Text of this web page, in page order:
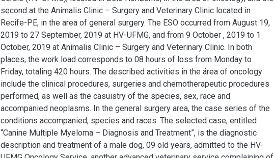
second at the Animalis Clinic – Surgery and Veterinary Clinic located in
Recife-PE, in the area of general surgery. The ESO occurred from August 19,
2019 to 27 September, 2019 at HV-UFMG, and from 9 October , 2019 to 1
October, 2019 at Animalis Clinic – Surgery and Veterinary Clinic. In both
places, the work load corresponds to 08 hours of loss from Monday to
Friday, totaling 420 hours. The described activities in the área of oncology
include the clinical procedures, surgeries and chemotherapeutic procedures
performed, as well as the casuistry of the species, sex, race and
accompanied neoplasms. In the general surgery area, the case series of the
conditions accompanied, species and races. The selected case, entitled
“Canine Multiple Myeloma – Diagnosis and Treatment”, is the diagnostic
description and treatment of a male dog, 09 old years, admitted to the HV-